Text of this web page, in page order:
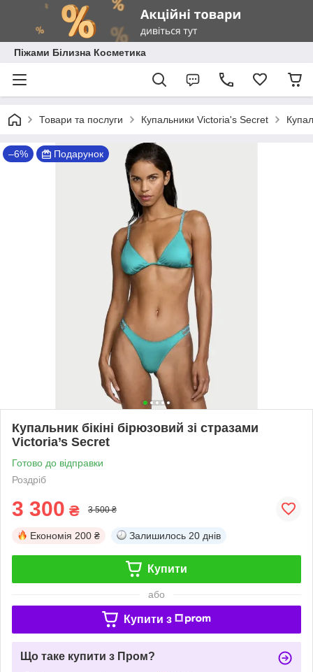
Піжами Білизна Косметика
Товари та послуги Купальники Victoria's Secret
–6% Подарунок
Купальник бікіні бірюзовий зі стразами
Victoria’s Secret
Готово до відправки
Роздріб
3 300 ₴ 3 500 ₴
Економія 200 ₴ Залишилось 20 днів
Купити
або
Купити з
Що таке купити з Пром?